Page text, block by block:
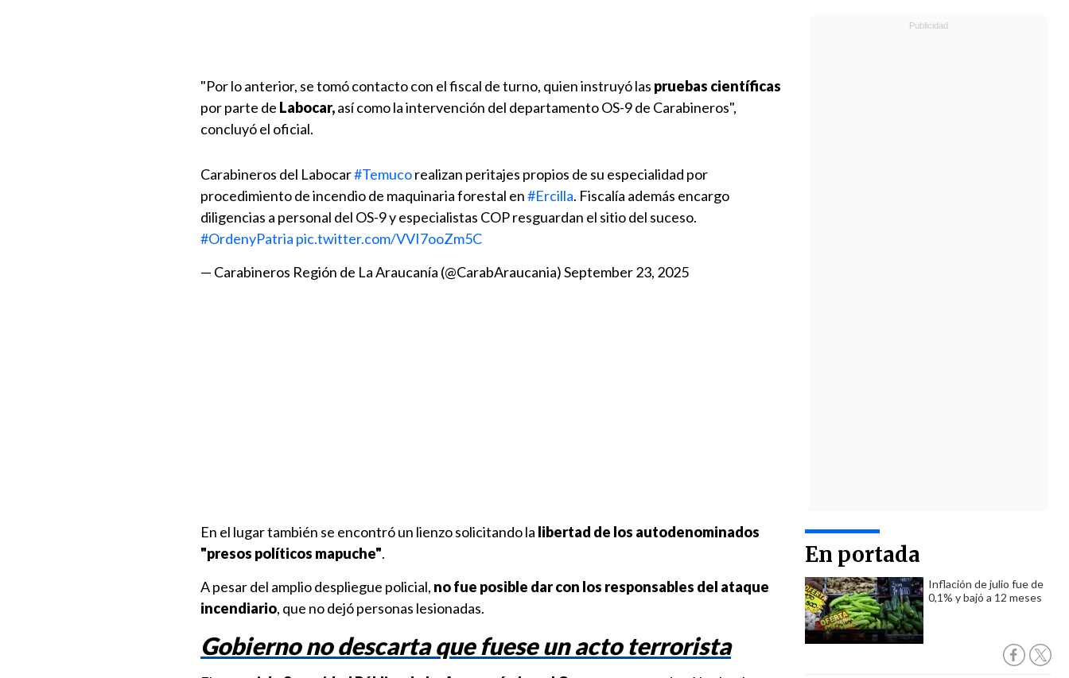
En portada
Inflación de julio fue de
0,1% y bajó a 12 meses
"Por lo anterior, se tomó contacto con el fiscal de turno, quien instruyó las pruebas científicas
por parte de Labocar,así como la intervención del departamento OS-9 de Carabineros",
concluyó el oficial.
Carabineros del Labocar#Temucorealizan peritajes propios de su especialidad por
procedimiento de incendio de maquinaria forestal en#Ercilla. Fiscalía además encargo
diligencias a personal del OS-9 y especialistas COP resguardan el sitio del suceso.
#OrdenyPatria pic.twitter.com/VVI7ooZm5C
— Carabineros Región de La Araucanía (@CarabAraucania)September 23, 2025
En el lugar también se encontró un lienzo solicitando la libertad de los autodenominados
"presos políticos mapuche".
A pesar del amplio despliegue policial, no fue posible dar con los responsables del ataque
incendiario, que no dejó personas lesionadas.
Gobierno no descarta que fuese un acto terrorista